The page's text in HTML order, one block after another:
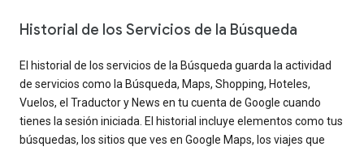
Historial de los Servicios de la Búsqueda
El historial de los servicios de la Búsqueda guarda la actividad
de servicios como la Búsqueda, Maps, Shopping, Hoteles,
Vuelos, el Traductor y News en tu cuenta de Google cuando
tienes la sesión iniciada. El historial incluye elementos como tus
búsquedas, los sitios que ves en Google Maps, los viajes que